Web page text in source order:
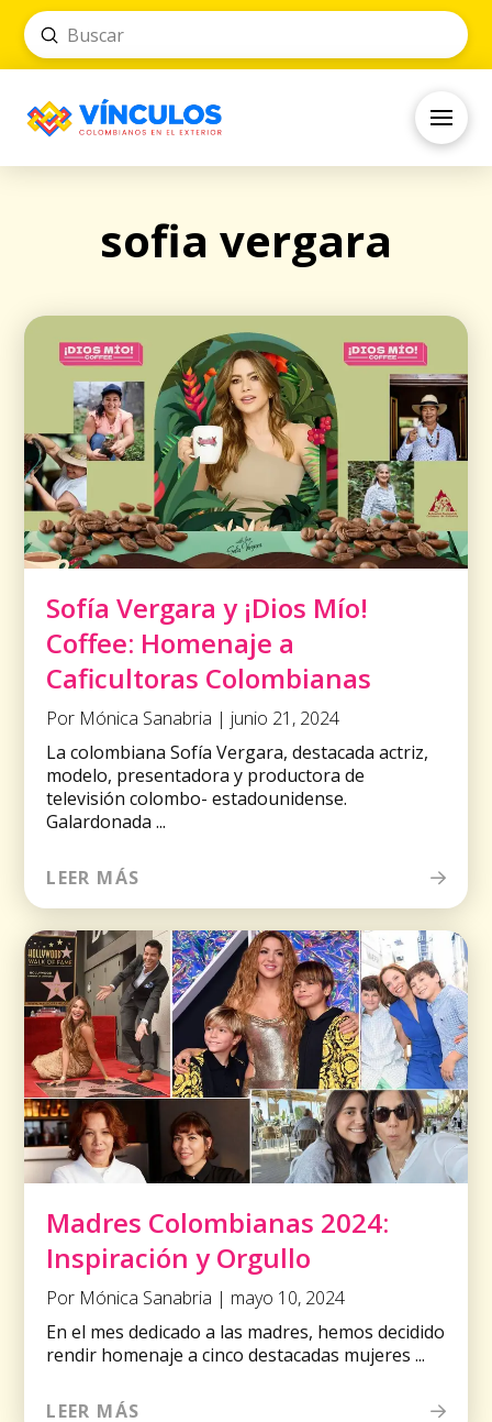
Search
Submit
sofia vergara
Sofía Vergara y ¡Dios Mío!
Coffee: Homenaje a
Caficultoras Colombianas
Por Mónica Sanabria | junio 21, 2024
La colombiana Sofía Vergara, destacada actriz,
modelo, presentadora y productora de
televisión colombo- estadounidense.
Galardonada ...
LEER MÁS
Madres Colombianas 2024:
Inspiración y Orgullo
Por Mónica Sanabria | mayo 10, 2024
En el mes dedicado a las madres, hemos decidido
rendir homenaje a cinco destacadas mujeres ...
LEER MÁS